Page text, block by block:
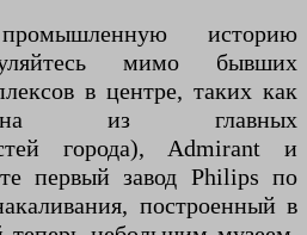
историю
мимо бывших
в центре, таких как
из главных
города), Admirant и
первый завод Philips по
построенный в